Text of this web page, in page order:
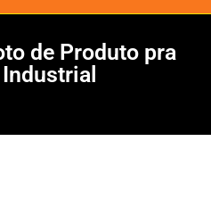
de Produto pra